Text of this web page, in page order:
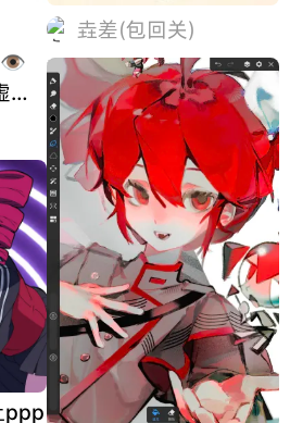
👁
拟
克
所
ppp
垚差(包回关)